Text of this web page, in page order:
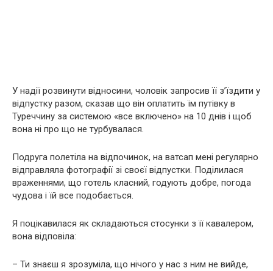
У надії розвинути відносини, чоловік запросив її з’їздити у
відпустку разом, сказав що він оплатить їм путівку в
Туреччину за системою «все включено» на 10 днів і щоб
вона ні про що не турбувалася.
Подруга полетіла на відпочинок, на ватсап мені регулярно
відправляла фотографії зі своєї відпустки. Поділилася
враженнями, що готель класний, годують добре, погода
чудова і їй все подобається.
Я поцікавилася як складаються стосунки з її кавалером,
вона відповіла:
– Ти знаєш я зрозуміла, що нічого у нас з ним не вийде,